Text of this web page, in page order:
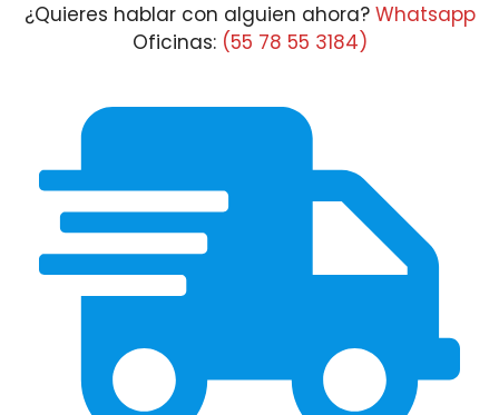
¿Quieres hablar con alguien ahora? Whatsapp
Oficinas: (55 78 55 3184)